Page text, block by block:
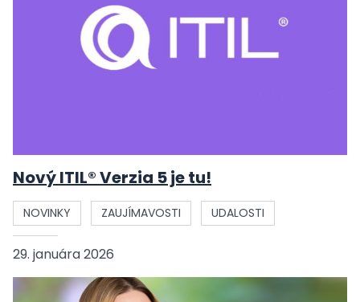
Nový ITIL® Verzia 5 je tu!
NOVINKY ZAUJÍMAVOSTI UDALOSTI
29. januára 2026